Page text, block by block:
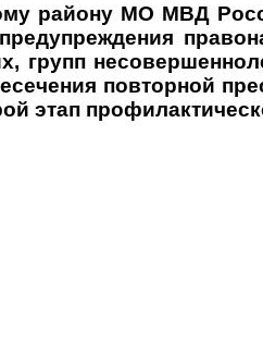
району МО МВД
групп
повторной
этап